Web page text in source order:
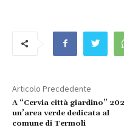
Articolo Precdedente
A “Cervia città giardino”
un’area verde dedicata al
comune di Termoli